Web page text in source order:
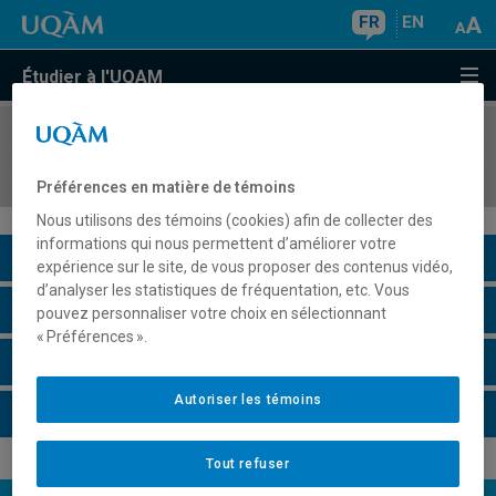
FR EN
Étudier à l'UQAM
COURS//
Description du cours
Horaire - Été 2026
Préférences en matière de témoins
Nous utilisons des témoins (cookies) afin de collecter des
informations qui nous permettent d’améliorer votre
expérience sur le site, de vous proposer des contenus vidéo,
d’analyser les statistiques de fréquentation, etc. Vous
pouvez personnaliser votre choix en sélectionnant
« Préférences ».
Tout refuser
Autoriser les témoins